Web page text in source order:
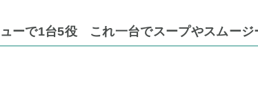
ーで1台5役 これ一台でスープやスムージ